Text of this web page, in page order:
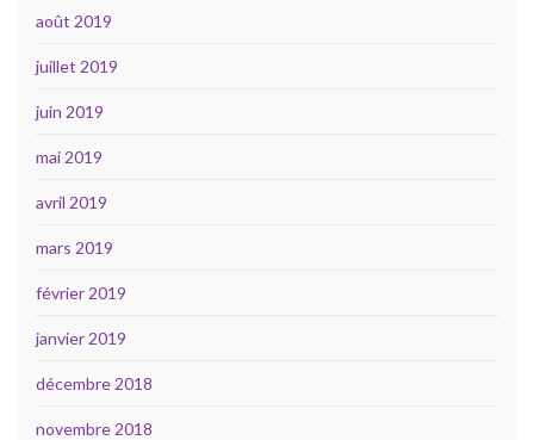
août 2019
juillet 2019
juin 2019
mai 2019
avril 2019
mars 2019
février 2019
janvier 2019
décembre 2018
novembre 2018